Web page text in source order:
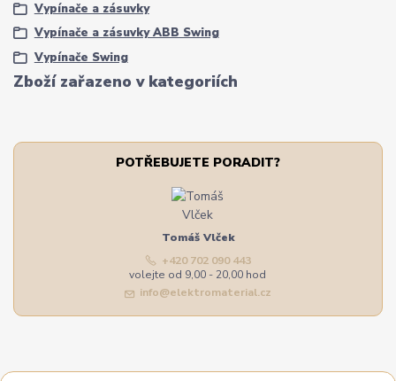
Zboží zařazeno v kategoriích
Vypínače a zásuvky
Vypínače a zásuvky ABB Swing
Vypínače Swing
POTŘEBUJETE PORADIT?
Tomáš Vlček
+420 702 090 443
volejte od 9,00 - 20,00 hod
info@elektromaterial.cz